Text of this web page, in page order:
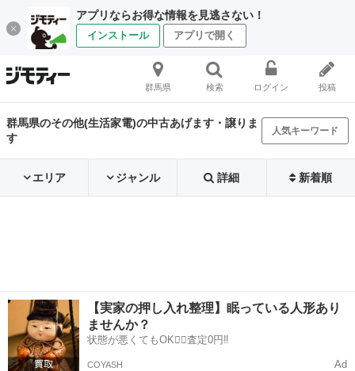
アプリならお得な情報を見逃さない！
インストール アプリで開く
群馬県 検索 ログイン 投稿
群馬県のその他(生活家電)の中古あげます・譲りま
す
人気キーワード
エリア ジャンル 詳細 新着順
【実家の押し入れ整理】眠っている人形あり
ませんか？
状態が悪くてもOK🙆‍♀️査定0円‼️
COYASH Ad